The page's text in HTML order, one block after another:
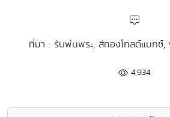
ที่มา : รับพ่นพระ, สีทองโกลด์แมกซ์,
4,934